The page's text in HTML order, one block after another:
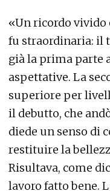
«Un ricordo
fu straordinaria: il
già la prima parte
aspettative. La
superiore per
il debutto, che
diede un senso di
restituire la
Risultava, come
lavoro fatto bene.